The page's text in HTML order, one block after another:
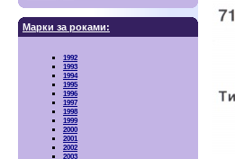
Марки за роками:
1992
1993
1994
1995
1996
1997
1998
1999
2000
2001
2002
2003